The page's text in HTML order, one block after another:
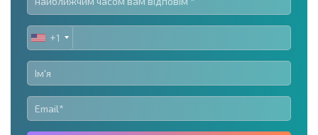
UNITED
STATES
+1
+1